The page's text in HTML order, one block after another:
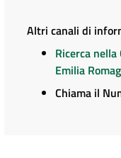
Altri canali di
Ricerca
Emilia
Chiama il